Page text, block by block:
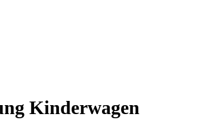
Kinderwagen